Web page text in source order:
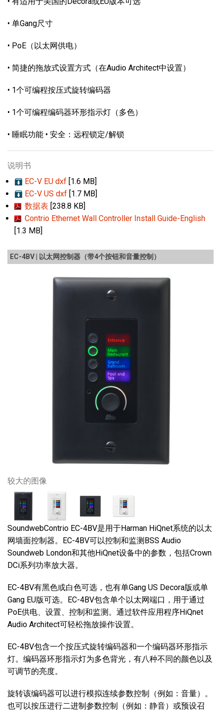
• 单Gang尺寸
• PoE（以太网供电）
• 简捷的拖放式设置方式（在Audio Architect中设置）
• 1个可编程按压式旋转编码器
• 1个可编程编码器环形指示灯（多色）
• 睡眠功能 • 安全：远程锁定/解锁
说明书
EC-V EU dxf [1.6 MB]
EC-V US dxf [1.7 MB]
数据表 [238.8 KB]
Contrio Ethernet Wall Controller Install Guide-English
[1.3 MB]
EC-4BV | 以太网控制器（带4个按钮和音量控制）
较大的图像
SoundwebContrio EC-4BV是用于Harman HiQnet系统的以太
网墙面控制器。EC-4BV可以控制和监测BSS Audio
Soundweb London和其他HiQnet设备中的参数，包括Crown
DCi系列功率放大器。
EC-4BV有黑色或白色可选，也有单Gang US Decora版或单
Gang EU版可选。EC-4BV包含单个以太网端口，用于通过
PoE供电、设置、控制和监测。通过软件应用程序HiQnet
Audio Architect可轻松拖放操作设置。
EC-4BV包含一个按压式旋转编码器和一个编码器环形指示
灯。编码器环形指示灯为多色背光，有八种不同的颜色以及
可调节的亮度。
旋转该编码器可以进行模拟连续参数控制（例如：音量）。
也可以按压进行二进制参数控制（例如：静音）或预设召